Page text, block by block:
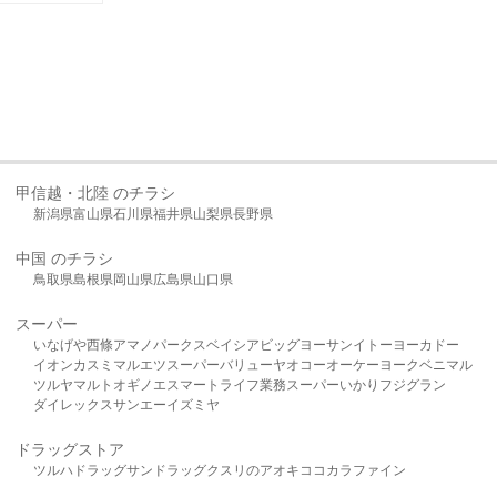
甲信越・北陸 のチラシ
新潟県富山県石川県福井県山梨県長野県
中国 のチラシ
鳥取県島根県岡山県広島県山口県
スーパー
いなげや西條アマノパークスベイシア ビッグヨーサンイトーヨーカドー
イオンカスミ マルエツスーパーバリューヤオコーオーケー ヨークベニマル
ツルヤマルト オギノ エスマート ライフ業務スーパーいかり フジグラン
ダイレックスサンエーイズミヤ
ドラッグストア
ツルハドラッグサンドラッグクスリのアオキ ココカラファイン